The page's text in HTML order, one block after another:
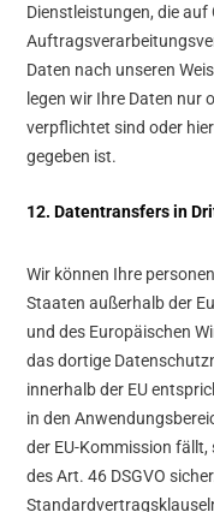
Dienstleistungen, die auf
Daten nach unseren
legen wir Ihre Daten nur
verpflichtet sind oder
gegeben ist.
12. Datentransfers in
Wir können Ihre
Staaten außerhalb der
und des Europäischen
das dortige
innerhalb der EU
in den
der EU-Kommission
des Art. 46 DSGVO